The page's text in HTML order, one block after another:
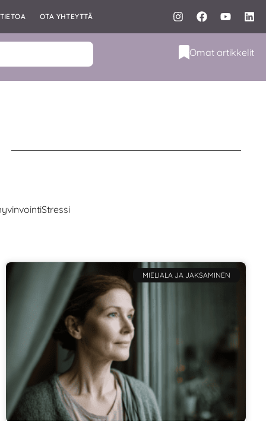
OTA YHTEYTTÄ
Omat artikkelit
Stressi
MIELIALA JA JAKSAMINEN